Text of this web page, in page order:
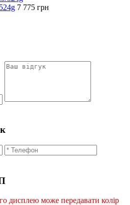
7 775 грн
дисплею може передавати колір